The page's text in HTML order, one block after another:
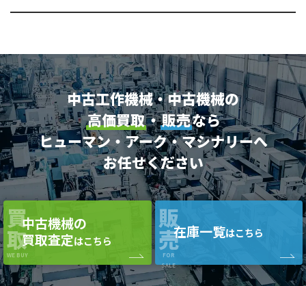
中古工作機械・中古機械の
高価買取・販売なら
ヒューマン・アーク・マシナリーへ
お任せください
買
取
WE BUY
中古機械の
買取査定はこちら
販
売
FOR
SALE
在庫一覧はこちら